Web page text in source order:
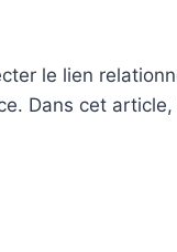
le lien
Dans cet